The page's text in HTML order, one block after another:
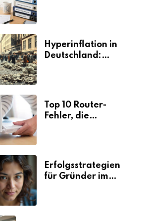
Hyperinflation in
Deutschland:
Top 10 Router-
Fehler, die
Erfolgsstrategien
für Gründer im